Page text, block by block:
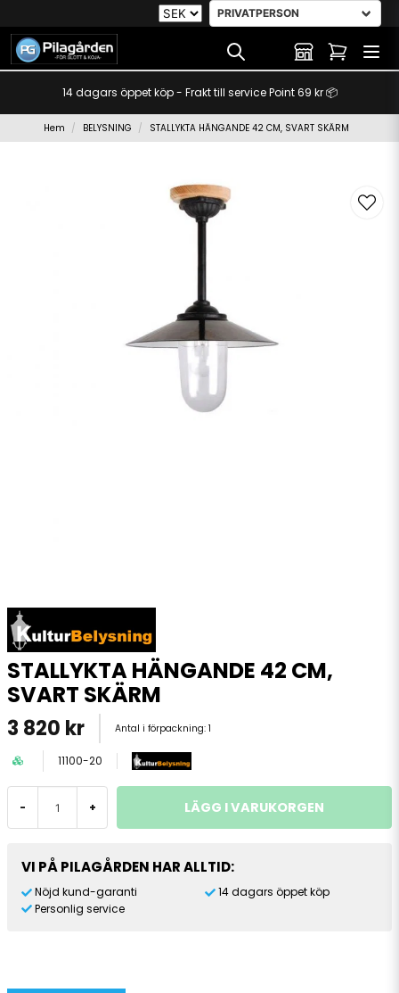
14 dagars öppet köp - Frakt till service Point 69 kr 📦
Hem BELYSNING STALLYKTA HÄNGANDE 42 CM, SVART SKÄRM
STALLYKTA HÄNGANDE 42 CM,
SVART SKÄRM
3 820 kr Antal i förpackning: 1
11100-20
- + LÄGG I VARUKORGEN
VI PÅ PILAGÅRDEN HAR ALLTID:
Nöjd kund-garanti
Personlig service
14 dagars öppet köp